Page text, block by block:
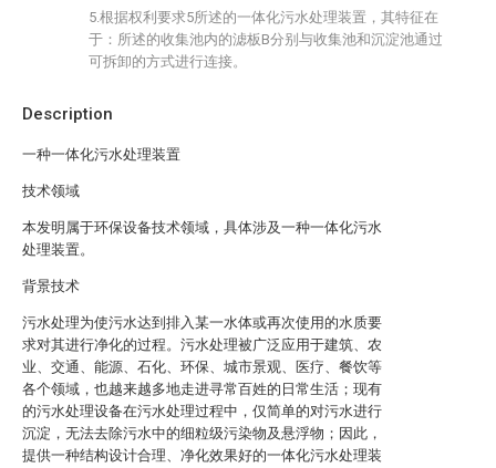
Description
一种一体化污水处理装置
技术领域
本发明属于环保设备技术领域，具体涉及一种一体化污水
处理装置。
背景技术
污水处理为使污水达到排入某一水体或再次使用的水质要
求对其进行净化的过程。污水处理被广泛应用于建筑、农
业、交通、能源、石化、环保、城市景观、医疗、餐饮等
各个领域，也越来越多地走进寻常百姓的日常生活；现有
的污水处理设备在污水处理过程中，仅简单的对污水进行
沉淀，无法去除污水中的细粒级污染物及悬浮物；因此，
提供一种结构设计合理、净化效果好的一体化污水处理装
5.根据权利要求5所述的一体化污水处理装置，其特征在
于：所述的收集池内的滤板B分别与收集池和沉淀池通过
可拆卸的方式进行连接。